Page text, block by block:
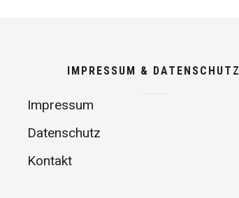
IMPRESSUM & DATENSCHUTZ
Impressum
Datenschutz
Kontakt